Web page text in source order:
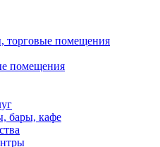
торговые помещения
помещения
бары, кафе